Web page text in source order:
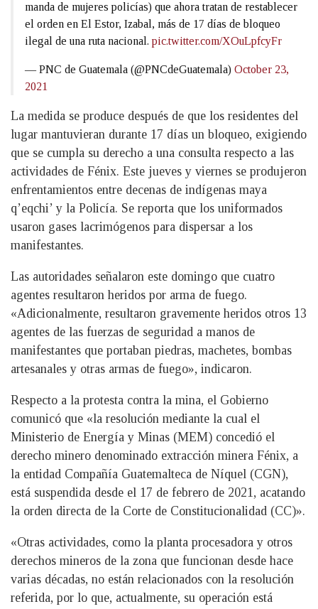
manda de mujeres policías) que ahora tratan de restablecer
el orden en El Estor, Izabal, más de 17 días de bloqueo
ilegal de una ruta nacional. pic.twitter.com/XOuLpfcyFr
— PNC de Guatemala (@PNCdeGuatemala) October 23,
2021
La medida se produce después de que los residentes del
lugar mantuvieran durante 17 días un bloqueo, exigiendo
que se cumpla su derecho a una consulta respecto a las
actividades de Fénix. Este jueves y viernes se produjeron
enfrentamientos entre decenas de indígenas maya
q’eqchi’ y la Policía. Se reporta que los uniformados
usaron gases lacrimógenos para dispersar a los
manifestantes.
Las autoridades señalaron este domingo que cuatro
agentes resultaron heridos por arma de fuego.
«Adicionalmente, resultaron gravemente heridos otros 13
agentes de las fuerzas de seguridad a manos de
manifestantes que portaban piedras, machetes, bombas
artesanales y otras armas de fuego», indicaron.
Respecto a la protesta contra la mina, el Gobierno
comunicó que «la resolución mediante la cual el
Ministerio de Energía y Minas (MEM) concedió el
derecho minero denominado extracción minera Fénix, a
la entidad Compañía Guatemalteca de Níquel (CGN),
está suspendida desde el 17 de febrero de 2021, acatando
la orden directa de la Corte de Constitucionalidad (CC)».
«Otras actividades, como la planta procesadora y otros
derechos mineros de la zona que funcionan desde hace
varias décadas, no están relacionados con la resolución
referida, por lo que, actualmente, su operación está